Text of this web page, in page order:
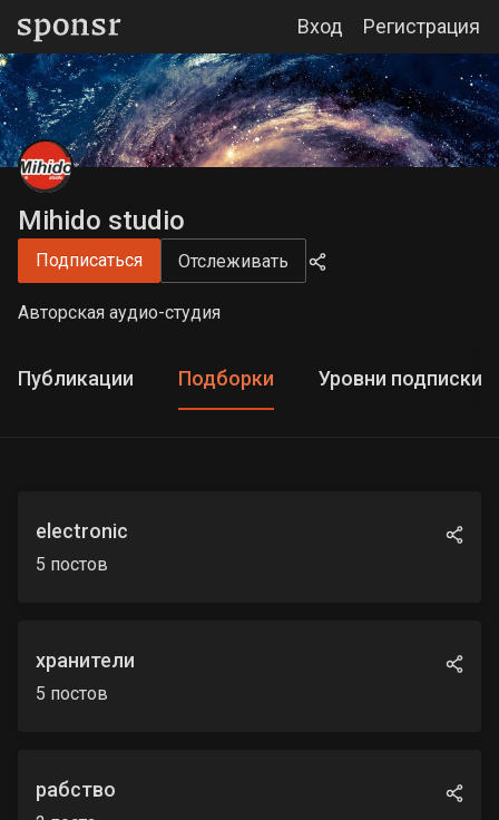
Вход Регистрация
Mihido studio
Подписаться Отслеживать
Авторская аудио-студия
Публикации Подборки Уровни подписки
electronic
5 постов
хранители
5 постов
рабство